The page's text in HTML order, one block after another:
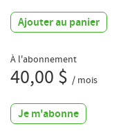
Ajouter au panier
À l'abonnement
40,00 $ / mois
Je m'abonne